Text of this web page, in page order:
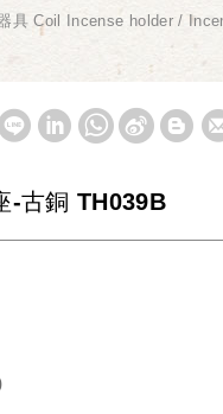
具 Coil Incense holder /
-古銅 TH039B